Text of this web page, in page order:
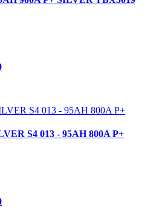
S4 013 - 95AH 800A P+